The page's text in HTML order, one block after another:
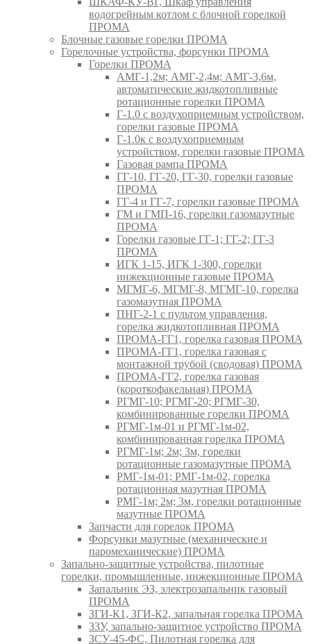
водогрейным котлом с блочной горелкой
ПРОМА
Блочные газовые горелки ПРОМА
Горелочные устройства, форсунки ПРОМА
Горелки ПРОМА
АМГ-1,2м; АМГ-2,4м; АМГ-3,6м,
автоматические жидкотопливные
ротационные горелки ПРОМА
Г-1.0 с воздухоприемным устройством,
горелки газовые ПРОМА
Г-1.0к с воздухоприемным
устройством, горелки газовые ПРОМА
Газовая рампа ПРОМА
ГГ-10, ГГ-20, ГГ-30, горелки газовые
ПРОМА
ГГ-4 и ГГ-7, горелки газовые ПРОМА
ГМ и ГМП-16, горелки газомазутные
ПРОМА
Горелки газовые ГГ-1; ГГ-2; ГГ-3
ПРОМА
ИГК 1-15, ИГК 1-300, горелки
инжекционные газовые ПРОМА
МГМГ-6, МГМГ-8, МГМГ-10, горелка
газомазутная ПРОМА
ПНГ-2-1 с пультом управления,
горелка жидкотопливная ПРОМА
ПРОМА-ГГ1, горелка газовая ПРОМА
ПРОМА-ГГ1, горелка газовая с
монтажной трубой (сводовая) ПРОМА
ПРОМА-ГГ2, горелка газовая
(короткофакельная) ПРОМА
РГМГ-10; РГМГ-20; РГМГ-30,
комбинированные горелки ПРОМА
РГМГ-1м-01 и РГМГ-1м-02,
комбинированная горелка ПРОМА
РГМГ-1м; 2м; 3м, горелки
ротационные газомазутные ПРОМА
РМГ-1м-01; РМГ-1м-02, горелка
ротационная мазутная ПРОМА
РМГ-1м; 2м; 3м, горелки ротационные
мазутные ПРОМА
Запчасти для горелок ПРОМА
Форсунки мазутные (механические и
паромеханические) ПРОМА
Запально-защитные устройства, пилотные
горелки, промышленные, инжекционные ПРОМА
Запальник ЭЗ, электрозапальник газовый
ПРОМА
ЗГИ-К1, ЗГИ-К2, запальная горелка ПРОМА
ЗЗУ, запально-защитное устройство ПРОМА
ЗСУ-45-ФС, Пилотная горелка для